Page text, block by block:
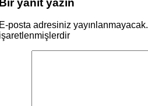
posta adresiniz yayınlanmayacak.